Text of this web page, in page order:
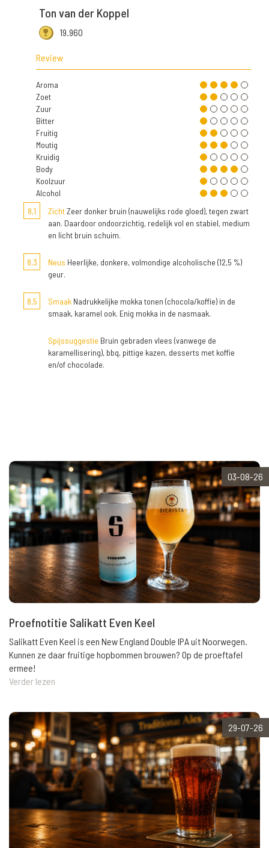
Ton van der Koppel
19.960
Review
Aroma
Zoet
Zuur
Bitter
Fruitig
Moutig
Kruidig
Body
Koolzuur
Alcohol
8,1
ZichtZeer donker bruin (nauwelijks rode gloed), tegen zwart
aan. Daardoor ondoorzichtig, redelijk vol en stabiel, medium
en licht bruin schuim.
8,3 Neus Heerlijke, donkere, volmondige alcoholische (12,5 %)
geur.
8,5 Smaak Nadrukkelijke mokka tonen (chocola/koffie) in de
smaak, karamel ook. Enig mokka in de nasmaak.
Spijssuggestie Bruin gebraden vlees (vanwege de
karamellisering), bbq, pittige kazen, desserts met koffie
en/of chocolade.
03-08-26
Proefnotitie Salikatt Even Keel
Salikatt Even Keel is een New England Double IPA uit Noorwegen.
Kunnen ze daar fruitige hopbommen brouwen? Op de proeftafel
ermee!
Verder lezen
29-07-26